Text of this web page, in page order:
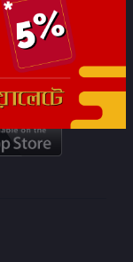
সাবস্ক্রাইব